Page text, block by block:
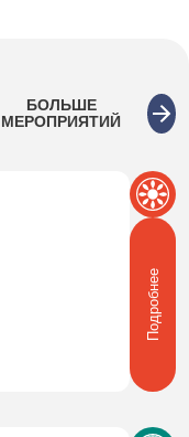
автомобилей.
в качестве
БОЛЬШЕ
МЕРОПРИЯТИЙ
Подробнее